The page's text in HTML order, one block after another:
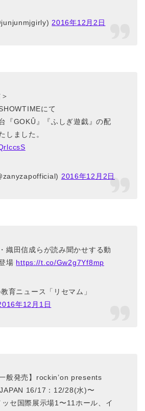
2016年12月2日
にて
『GOKÛ』『ふしぎ遊戯』の配
しました。
2016年12月2日
織田信成らが読み聞かせする動
場 https://t.co/Gw2g7Yf8mp
育ニュース「リセマム」
年12月1日
般発売】rockin’on presents
16/17：12/28(水)〜
セ国際展示場1〜11ホール、イ